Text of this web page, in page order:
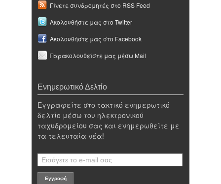
Γίνετε συνδρομητές στο RSS Feed
Ακολουθήστε μας στο Twitter
Ακολουθήστε μας στο Facebook
Παρακολουθείστε μας μέσω Mail
Ενημερωτικό Δελτίο
Εγγραφείτε στο τακτικό ενημερωτικό
δελτίο μέσω του ηλεκτρονικού
ταχυδρομείου σας και ενημερωθείτε με
τα τελευταία νέα!